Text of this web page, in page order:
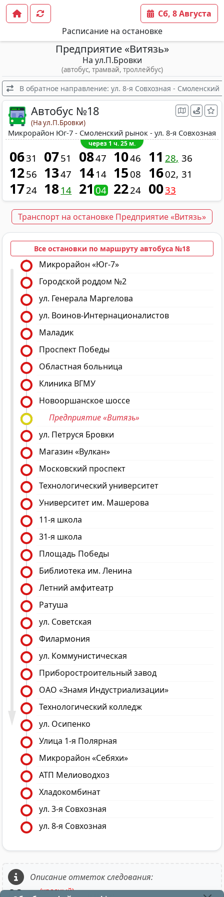
Расписание на остановке
Сб, 8 Августа
Предприятие «Витязь»
На ул.П.Бровки
(автобус, трамвай, троллейбус)
В обратное направление: ул. 8-я Совхозная -
Автобус №18
(На ул.П.Бровки)
Микрорайон Юг-7 - Смоленский рынок - ул. 8-я Совхозная
через 1 ч. 25 м.
0631 0751 0847 1046 11 28 36
1256 1347 14 14 15 08 1602 31
1724 18 14 21 04 2224 0033
Транспорт на остановке Предприятие «Витязь»
Все остановки по маршруту автобуса №18
Микрорайон «Юг-7»
Городской роддом №2
ул. Генерала Маргелова
ул. Воинов-Интернационалистов
Маладик
Проспект Победы
Областная больница
Клиника ВГМУ
Новооршанское шоссе
Предприятие «Витязь»
ул. Петруся Бровки
Магазин «Вулкан»
Московский проспект
Технологический университет
Университет им. Машерова
11-я школа
31-я школа
Площадь Победы
Библиотека им. Ленина
Летний амфитеатр
Ратуша
ул. Советская
Филармония
ул. Коммунистическая
Приборостроительный завод
ОАО «Знамя Индустриализации»
Технологический колледж
ул. Осипенко
Улица 1-я Полярная
Микрорайон «Себяхи»
АТП Мелиоводхоз
Хладокомбинат
ул. 3-я Совхозная
ул. 8-я Совхозная
Описание отметок следования:
12(красный)